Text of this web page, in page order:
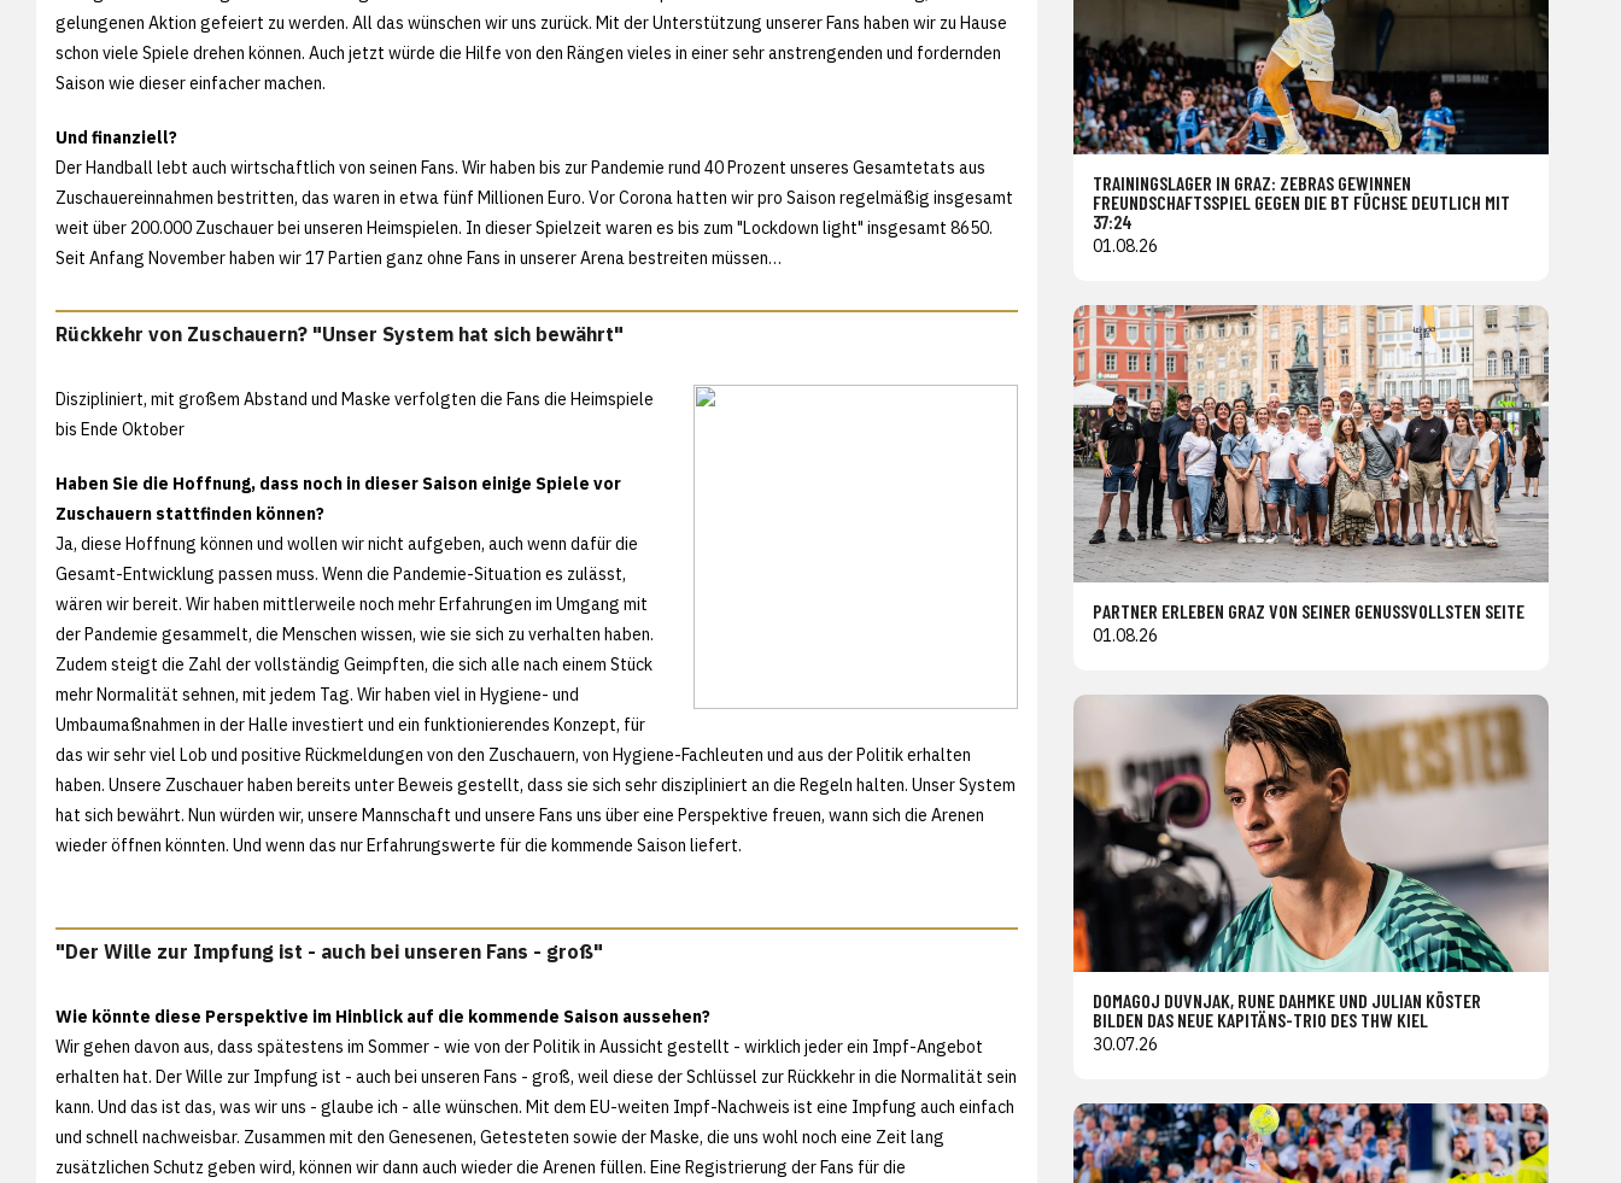
gelungenen Aktion gefeiert zu werden. All das wünschen wir uns zurück. Mit der Unterstützung unserer Fans haben wir zu Hause
schon viele Spiele drehen können. Auch jetzt würde die Hilfe von den Rängen vieles in einer sehr anstrengenden und fordernden
Saison wie dieser einfacher machen.
Und finanziell?
Der Handball lebt auch wirtschaftlich von seinen Fans. Wir haben bis zur Pandemie rund 40 Prozent unseres Gesamtetats aus
Zuschauereinnahmen bestritten, das waren in etwa fünf Millionen Euro. Vor Corona hatten wir pro Saison regelmäßig insgesamt
weit über 200.000 Zuschauer bei unseren Heimspielen. In dieser Spielzeit waren es bis zum "Lockdown light" insgesamt 8650.
Seit Anfang November haben wir 17 Partien ganz ohne Fans in unserer Arena bestreiten müssen…
Rückkehr von Zuschauern? "Unser System hat sich bewährt"
Diszipliniert, mit großem Abstand und Maske verfolgten die Fans die Heimspiele
bis Ende Oktober
Haben Sie die Hoffnung, dass noch in dieser Saison einige Spiele vor
Zuschauern stattfinden können?
Ja, diese Hoffnung können und wollen wir nicht aufgeben, auch wenn dafür die
Gesamt-Entwicklung passen muss. Wenn die Pandemie-Situation es zulässt,
wären wir bereit. Wir haben mittlerweile noch mehr Erfahrungen im Umgang mit
der Pandemie gesammelt, die Menschen wissen, wie sie sich zu verhalten haben.
Zudem steigt die Zahl der vollständig Geimpften, die sich alle nach einem Stück
mehr Normalität sehnen, mit jedem Tag. Wir haben viel in Hygiene- und
Umbaumaßnahmen in der Halle investiert und ein funktionierendes Konzept, für
das wir sehr viel Lob und positive Rückmeldungen von den Zuschauern, von Hygiene-Fachleuten und aus der Politik erhalten
haben. Unsere Zuschauer haben bereits unter Beweis gestellt, dass sie sich sehr diszipliniert an die Regeln halten. Unser System
hat sich bewährt. Nun würden wir, unsere Mannschaft und unsere Fans uns über eine Perspektive freuen, wann sich die Arenen
wieder öffnen könnten. Und wenn das nur Erfahrungswerte für die kommende Saison liefert.
"Der Wille zur Impfung ist - auch bei unseren Fans - groß"
Wie könnte diese Perspektive im Hinblick auf die kommende Saison aussehen?
Wir gehen davon aus, dass spätestens im Sommer - wie von der Politik in Aussicht gestellt - wirklich jeder ein Impf-Angebot
erhalten hat. Der Wille zur Impfung ist - auch bei unseren Fans - groß, weil diese der Schlüssel zur Rückkehr in die Normalität sein
kann. Und das ist das, was wir uns - glaube ich - alle wünschen. Mit dem EU-weiten Impf-Nachweis ist eine Impfung auch einfach
und schnell nachweisbar. Zusammen mit den Genesenen, Getesteten sowie der Maske, die uns wohl noch eine Zeit lang
zusätzlichen Schutz geben wird, können wir dann auch wieder die Arenen füllen. Eine Registrierung der Fans für die
TRAININGSLAGER IN GRAZ: ZEBRAS GEWINNEN
FREUNDSCHAFTSSPIEL GEGEN DIE BT FÜCHSE DEUTLICH MIT
37:24
01.08.26
PARTNER ERLEBEN GRAZ VON SEINER GENUSSVOLLSTEN SEITE
01.08.26
DOMAGOJ DUVNJAK, RUNE DAHMKE UND JULIAN KÖSTER
BILDEN DAS NEUE KAPITÄNS-TRIO DES THW KIEL
30.07.26